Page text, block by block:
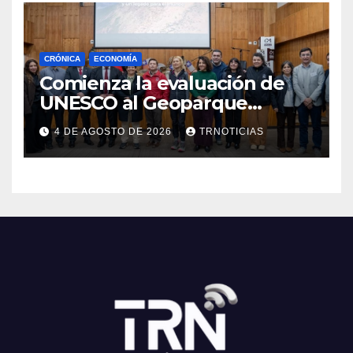
CRÓNICA ECONOMÍA
Comienza la evaluación de
UNESCO al Geoparque
Aspirante Pillanmapu en el
Maule
4 DE AGOSTO DE 2026 TRNOTICIAS